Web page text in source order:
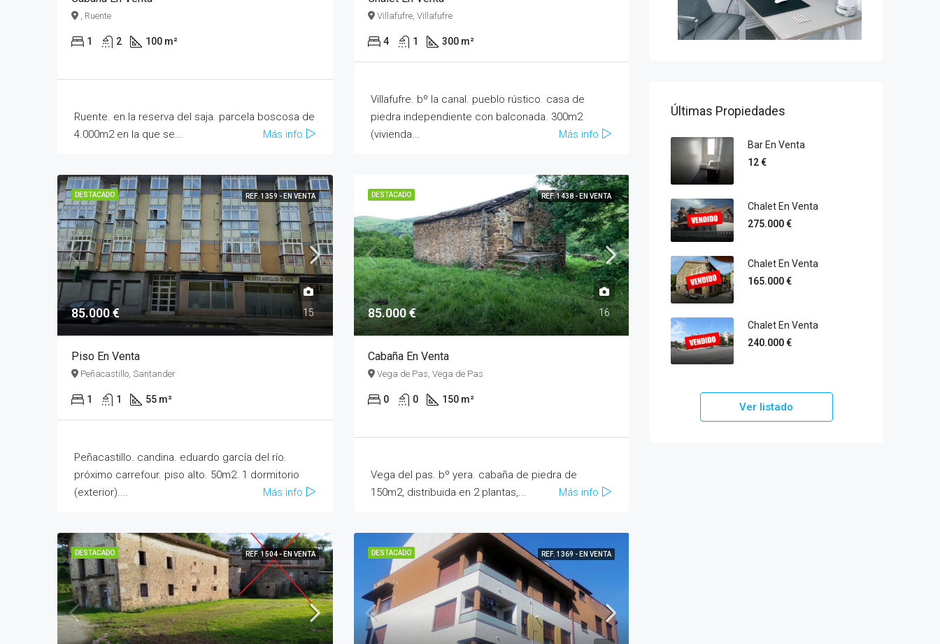
, Ruente
1 2 100 m²
Ruente. en la reserva del saja. parcela boscosa de
4.000m2 en la que se...
Más info
Villafufre, Villafufre
4 1 300 m²
Villafufre. bº la canal. pueblo rústico. casa de
piedra independiente con balconada. 300m2
(vivienda...
Más info
DESTACADO REF. 1359 - EN VENTA
85.000 € 15
Piso En Venta
Peñacastillo, Santander
1 1 55 m²
Peñacastillo. candina. eduardo garcía del río.
próximo carrefour. piso alto. 50m2. 1 dormitorio
(exterior)....
Más info
DESTACADO REF. 1438 - EN VENTA
85.000 € 16
Cabaña En Venta
Vega de Pas, Vega de Pas
0 0 150 m²
Vega del pas. bº yera. cabaña de piedra de
150m2, distribuida en 2 plantas,...
Más info
DESTACADO REF. 1504 - EN VENTA DESTACADO REF. 1369 - EN VENTA
Últimas Propiedades
Bar En Venta
12 €
Chalet En Venta
275.000 €
Chalet En Venta
165.000 €
Chalet En Venta
240.000 €
Ver listado